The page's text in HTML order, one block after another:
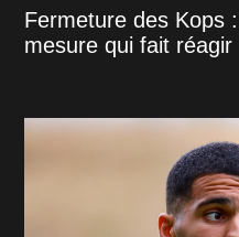
Fermeture des Kops
mesure qui fait réagir